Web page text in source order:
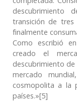
descubrimiento
transición de tres
finalmente
Como escribió
creado el
descubrimiento
mercado
cosmopolita a la
países.»[5]